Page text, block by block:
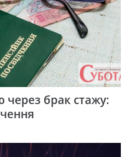
через брак стажу: